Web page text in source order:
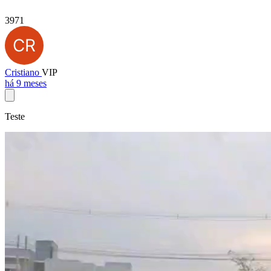
3971
Cristiano VIP
há 9 meses
Teste